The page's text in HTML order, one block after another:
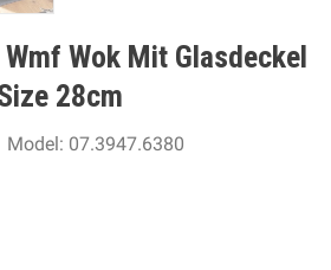
Wmf Wok Mit Glasdeckel
28cm
Model: 07.3947.6380